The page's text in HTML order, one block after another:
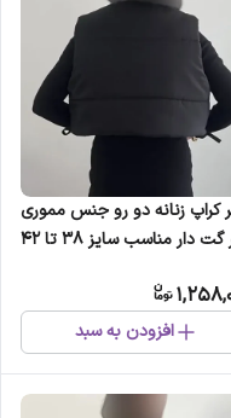
کراپ زنانه دو رو جنس مموری
دار مناسب سایز 38 تا 42
افزودن به سبد